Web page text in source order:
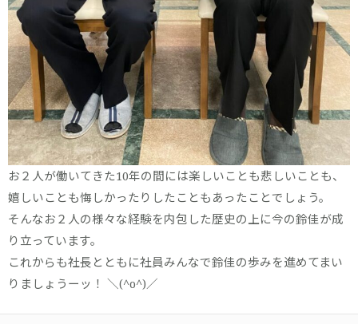
お２人が働いてきた10年の間には楽しいことも悲しいことも、
嬉しいことも悔しかったりしたこともあったことでしょう。
そんなお２人の様々な経験を内包した歴史の上に今の鈴佳が成
り立っています。
これからも社長とともに社員みんなで鈴佳の歩みを進めてまい
りましょうーッ！ ＼(^o^)／